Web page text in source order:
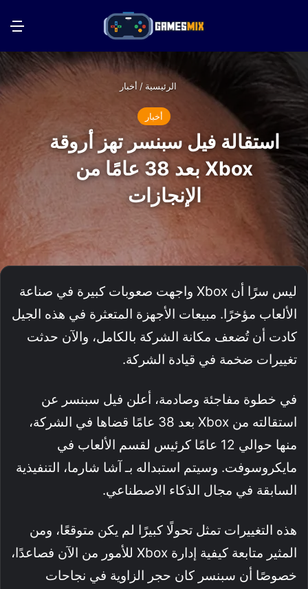
الرئيسية / أخبار
أخبار
استقالة فيل سبنسر تهز أروقة
Xbox بعد 38 عامًا من
الإنجازات
ليس سرًا أن Xbox واجهت صعوبات كبيرة في صناعة
الألعاب مؤخرًا. مبيعات الأجهزة المتعثرة في هذه الجيل
كادت أن تُضعف مكانة الشركة بالكامل، والآن حدثت
تغييرات ضخمة في قيادة الشركة.
في خطوة مفاجئة وصادمة، أعلن فيل سبنسر عن
استقالته من Xbox بعد 38 عامًا قضاها في الشركة،
منها حوالي 12 عامًا كرئيس لقسم الألعاب في
مايكروسوفت. وسيتم استبداله بـ آشا شارما، التنفيذية
السابقة في مجال الذكاء الاصطناعي.
هذه التغييرات تمثل تحولًا كبيرًا لم يكن متوقعًا، ومن
المثير متابعة كيفية إدارة Xbox للأمور من الآن فصاعدًا،
خصوصًا أن سبنسر كان حجر الزاوية في نجاحات